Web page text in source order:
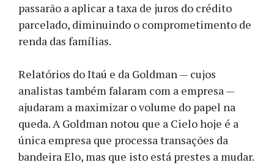
passarão a aplicar a taxa de juros do crédito
parcelado, diminuindo o comprometimento de
renda das famílias.
Relatórios do Itaú e da Goldman — cujos
analistas também falaram com a empresa —
ajudaram a maximizar o volume do papel na
queda. A Goldman notou que a Cielo hoje é a
única empresa que processa transações da
bandeira Elo, mas que isto está prestes a mudar.